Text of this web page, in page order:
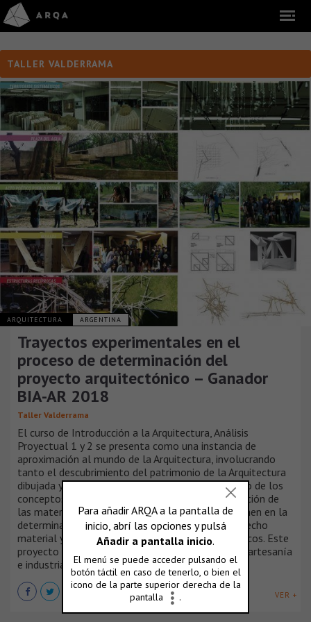
TALLER VALDERRAMA
ARQUITECTURA ARGENTINA
Trayectos experimentales en el
proceso de determinación del
proyecto arquitectónico – Ganador
BIA-AR 2018
Taller Valderrama
El curso de Introducción a la Arquitectura, Análisis
Proyectual 1 y 2 se presenta como una instancia de
aproximación al mundo de la Arquitectura, involucrando
tanto el descubrimiento del patrimonio de la Arquitectura
dibujada y construida, como el estudio y desarrollo de los
conceptos, técnicas y procedimientos de organización de
las materias (tangibles e intangibles) que intervienen en la
determinación del espacio arquitectónico como hecho
material y simbólico en un lugar y tiempo específicos. Este
proyecto fue el ganador de la categoría "Técnica, artesanía
e industria" de la sección Prácticas Académicas.
VER +